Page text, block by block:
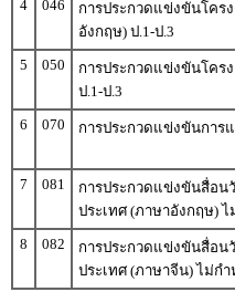
4 046
การประกวดแข่งขันโคร
อังกฤษ) ป.1-ป.3
5
050
การประกวดแข่งขันโคร
ป.1-ป.3
6
070 การประกวดแข่งขันการ
7 081
การประกวดแข่งขันสื่อน
ประเทศ (ภาษาอังกฤษ)
8
082
การประกวดแข่งขันสื่อน
ประเทศ (ภาษาจีน) ไม่ก